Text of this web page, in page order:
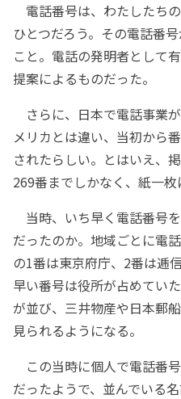
電話番号は、わたしたち
ひとつだろう。その電話番
こと。電話の発明者として
提案によるものだった。
さらに、日本で電話事業
メリカとは違い、当初から
されたらしい。とはいえ、
269番までしかなく、紙一枚
当時、いち早く電話番号
だったのか。地域ごとに電
の1番は東京府庁、2番は逓
早い番号は役所が占めてい
が並び、三井物産や日本郵
見られるようになる。
この当時に個人で電話番
だったようで、並んでいる